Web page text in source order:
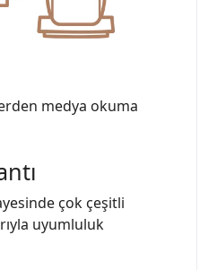
medya okuma
çok çeşitli
uyumluluk